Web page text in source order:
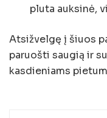
pluta auksinė,
Atsižvelgę į šiuos
paruošti saugią ir
kasdieniams